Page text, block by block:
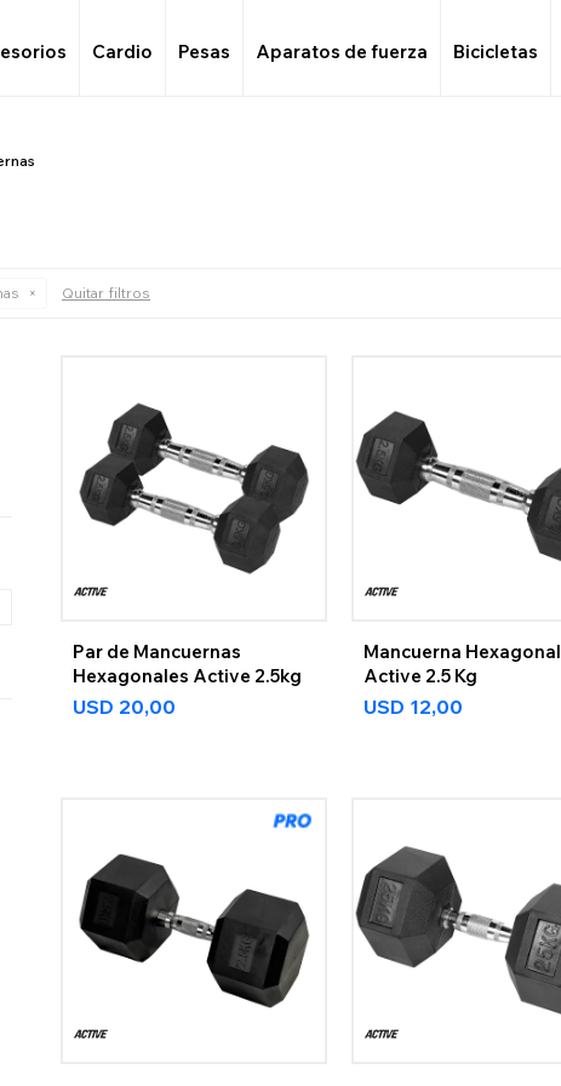
Cardio Pesas Aparatos de fuerza Bicicletas
Quitar filtros
Par de Mancuernas
Hexagonales Active 2.5kg
USD 20,00
Mancuerna Hexagonal
Active 2.5 Kg
USD 12,00